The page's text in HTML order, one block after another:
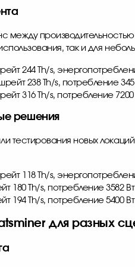
производительностью
так и для
244 Th/s,
238 Th/s, потребление
316 Th/s, потребление
решения
тестирования новых
118 Th/s,
180 Th/s, потребление 3582
194 Th/s, потребление 5400
для разных